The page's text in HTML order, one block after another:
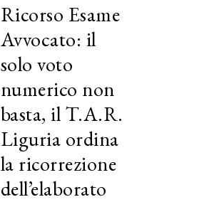
Ricorso Esame
Avvocato: il
solo voto
numerico non
basta, il T.A.R.
Liguria ordina
la ricorrezione
dell’elaborato